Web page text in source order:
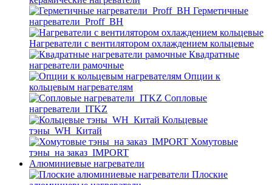
Герметичные
нагреватели_Proff_BH
Нагреватели с вентилятором охлаждением кольцевые
Квадратные
нагреватели рамочные
Опции к
кольцевым нагревателям
Cопловые
нагреватели_ITKZ
Кольцевые
тэны_WH_Китай
Хомутовые
тэны_на заказ_IMPORT
Алюминиевые нагреватели
Плоские